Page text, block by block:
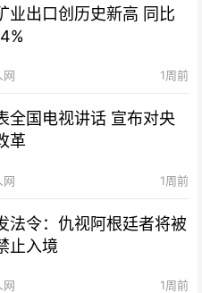
业出口创历史新高 同比
网 1周前
全国电视讲话 宣布对央
革
网 1周前
法令：仇视阿根廷者将被
止入境
网 1周前